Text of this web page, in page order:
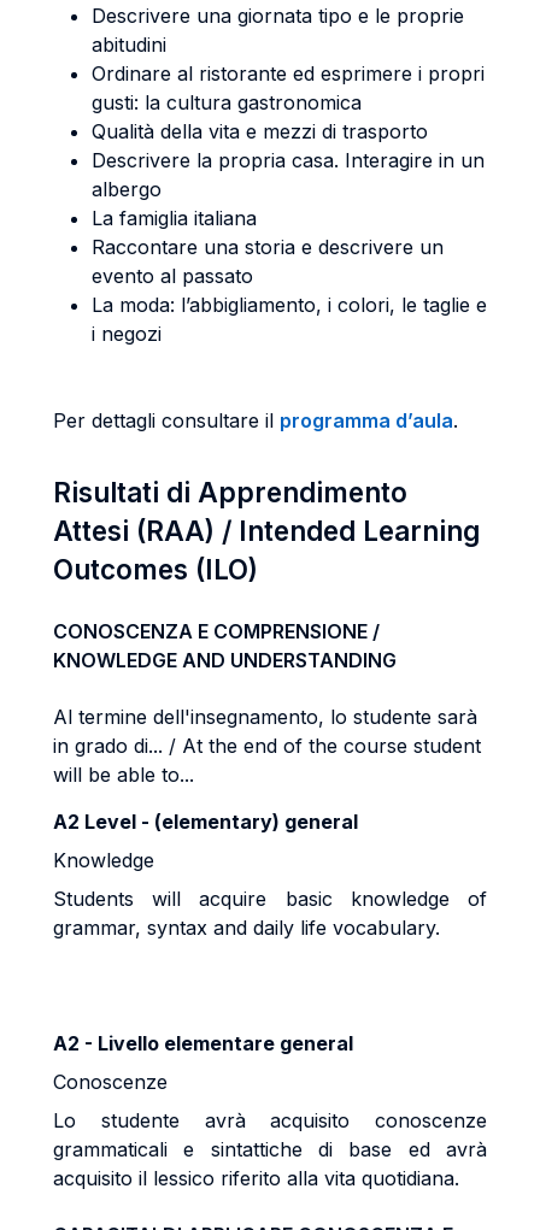
Descrivere una giornata tipo e le proprie
abitudini
Ordinare al ristorante ed esprimere i propri
gusti: la cultura gastronomica
Qualità della vita e mezzi di trasporto
Descrivere la propria casa. Interagire in un
albergo
La famiglia italiana
Raccontare una storia e descrivere un
evento al passato
La moda: l’abbigliamento, i colori, le taglie e
i negozi
Per dettagli consultare il programma d’aula.
Risultati di Apprendimento
Attesi (RAA) / Intended Learning
Outcomes (ILO)
CONOSCENZA E COMPRENSIONE /
KNOWLEDGE AND UNDERSTANDING
Al termine dell'insegnamento, lo studente sarà
in grado di... / At the end of the course student
will be able to...
A2 Level - (elementary) general
Knowledge
Students will acquire basic knowledge of
grammar, syntax and daily life vocabulary.
A2 - Livello elementare general
Conoscenze
Lo studente avrà acquisito conoscenze
grammaticali e sintattiche di base ed avrà
acquisito il lessico riferito alla vita quotidiana.